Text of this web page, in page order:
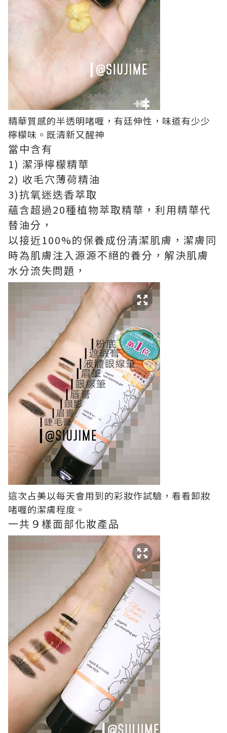
精華質感的半透明啫喱，有廷伸性，味道有少少
檸檬味。既清新又醒神
當中含有
1) 潔淨檸檬精華
2) 收毛穴薄荷精油
3)抗氧迷迭香萃取
蘊含超過20種植物萃取精華，利用精華代
替油分，
以接近100%的保養成份清潔肌膚，潔膚同
時為肌膚注入源源不絕的養分，解決肌膚
水分流失問題，
這次占美以每天會用到的彩妝作試驗，看看卸妝
啫喱的潔膚程度。
一共９樣面部化妝產品